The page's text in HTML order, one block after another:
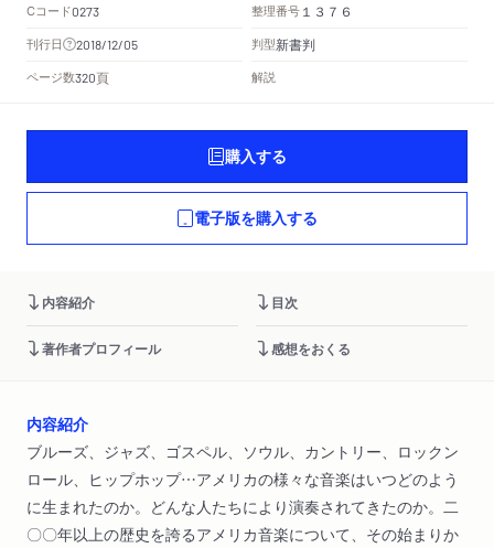
Cコード0273 整理番号 １３７６
刊行日 2018/12/05 判型新書判
ページ数320頁 解説
購入する
電子版を購入する
内容紹介 目次
著作者プロフィール 感想をおくる
内容紹介
ブルーズ、ジャズ、ゴスペル、ソウル、カントリー、ロックン
ロール、ヒップホップ…アメリカの様々な音楽はいつどのよう
に生まれたのか。どんな人たちにより演奏されてきたのか。二
〇〇年以上の歴史を誇るアメリカ音楽について、その始まりか